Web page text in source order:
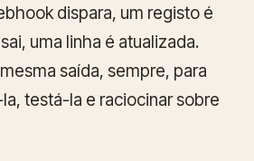
dispara, um registo é
uma linha é atualizada.
saída, sempre, para
testá-la e raciocinar sobre